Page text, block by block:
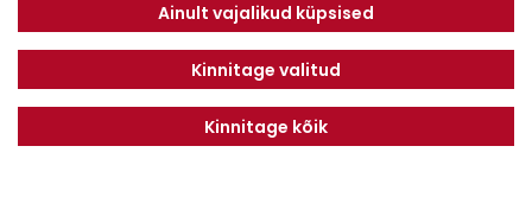
E-mail:info@dotnuvabaltic.ee
Ainult vajalikud küpsised
Kinnitage valitud
Kinnitage kõik